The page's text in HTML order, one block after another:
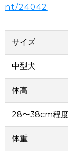
nt/24042
サイズ
中型犬
体高
28〜38cm程度
体重